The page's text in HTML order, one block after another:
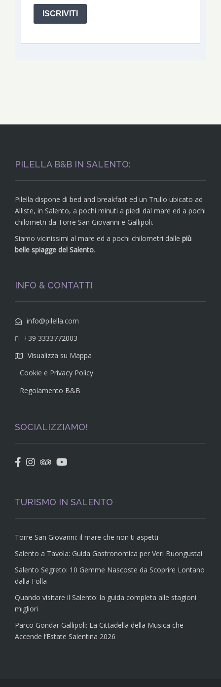
ISCRIVITI
PILELLA B&B IN SALENTO:
Pilella dispone di bed and breakfast ed un Trullo ubicato ad
Alliste, in Salento, a pochi minuti a piedi dal mare ed a pochi
chilometri da Torre San Giovanni e Gallipoli.
Siamo vicinissimi al mare ed a pochi chilometri dalle più
belle spiagge del Salento.
INFO & CONTATTI
info@pilella.com
+39 3333772003
Visualizza su Mappa
Cookie e Privacy Policy
Regolamento B&B
SOCIALIZZIAMO!
TURISMO IN SALENTO
Torre San Giovanni: il mare che non ti aspetti
Salento a Tavola: Guida Gastronomica per Veri Buongustai
Salento Segreto: 10 Gemme Nascoste da Scoprire Lontano
dalla Folla
Quando visitare il Salento: la guida completa alle stagioni
migliori
Parco Gondar Gallipoli: La Cittadella della Musica che
Accende l’Estate Salentina 2026